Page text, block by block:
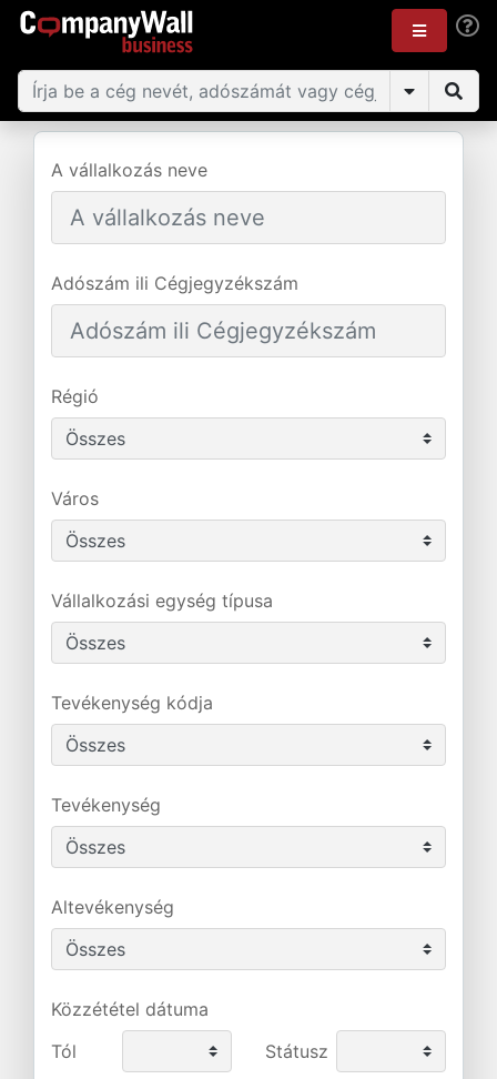
A vállalkozás neve
Adószám ili Cégjegyzékszám
Régió
Város
Vállalkozási egység típusa
Tevékenység kódja
Tevékenység
Altevékenység
Közzététel dátuma
Tól
Státusz